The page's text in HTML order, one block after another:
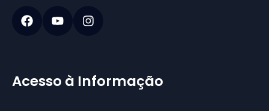
Acesso à Informação